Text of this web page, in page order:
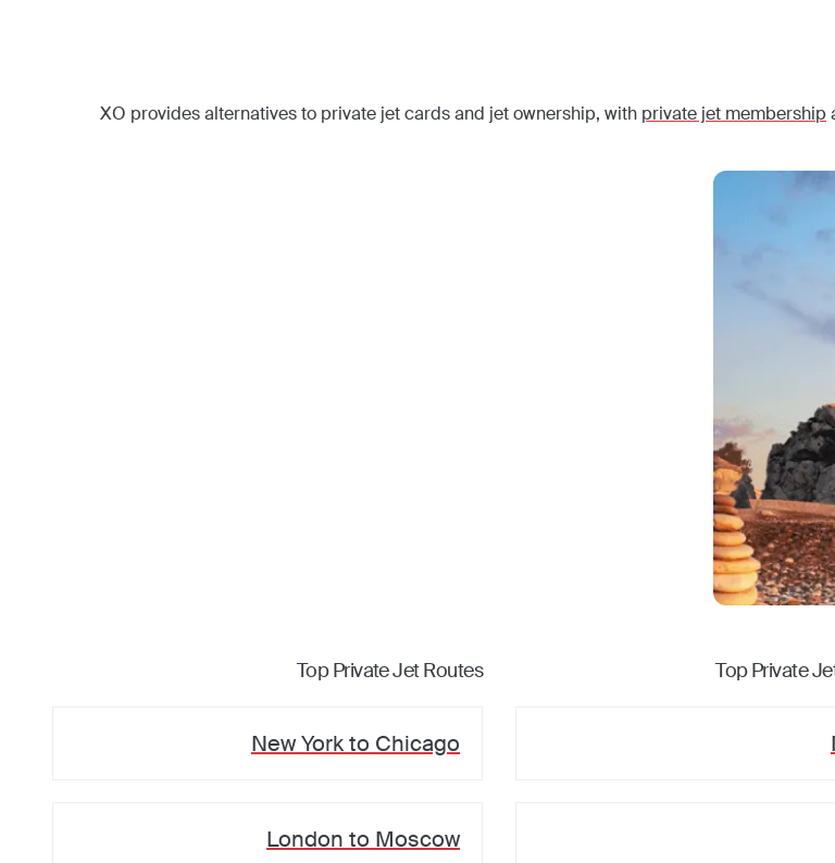
XO provides alternatives to private jet cards and jet ownership, with private jet membership
Top Private
Top Private Jet Routes
New Yorkto Chicago
London to Moscow